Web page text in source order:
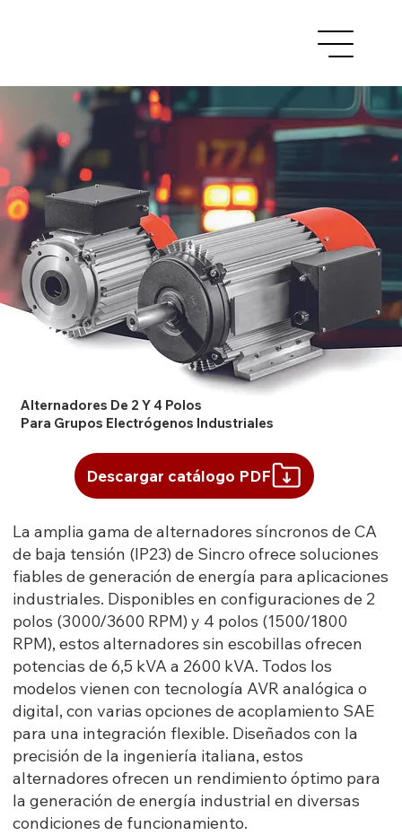
Alternadores De 2 Y 4 Polos
Para Grupos Electrógenos Industriales
Descargar catálogo PDF
La amplia gama de alternadores síncronos de CA
de baja tensión (IP23) de Sincro ofrece soluciones
fiables de generación de energía para aplicaciones
industriales. Disponibles en configuraciones de 2
polos (3000/3600 RPM) y 4 polos (1500/1800
RPM), estos alternadores sin escobillas ofrecen
potencias de 6,5 kVA a 2600 kVA. Todos los
modelos vienen con tecnología AVR analógica o
digital, con varias opciones de acoplamiento SAE
para una integración flexible. Diseñados con la
precisión de la ingeniería italiana, estos
alternadores ofrecen un rendimiento óptimo para
la generación de energía industrial en diversas
condiciones de funcionamiento.